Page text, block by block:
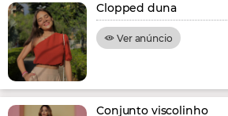
Clopped duna
Ver anúncio
Conjunto viscolinho